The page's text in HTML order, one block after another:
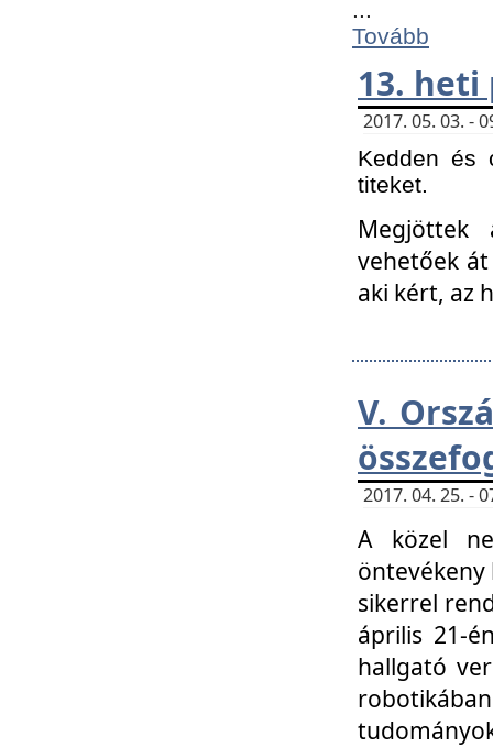
Tovább
13.
2017. 05. 03. -
Kedden és
titeket.
Megjöttek
vehetőek
aki kért, az
V.
2017. 04. 25. -
A közel
öntevékeny
sikerrel
április 21-
hallgató